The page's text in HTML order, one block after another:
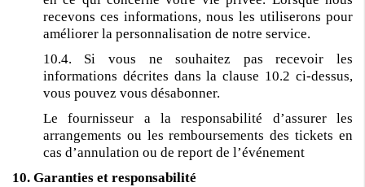
recevons ces informations, nous les utiliserons pour
améliorer la personnalisation de notre service.
10.4. Si vous ne souhaitez pas recevoir les
informations décrites dans la clause 10.2 ci-dessus,
vous pouvez vous désabonner.
Le fournisseur a la responsabilité d’assurer les
arrangements ou les remboursements des tickets en
cas d’annulation ou de report de l’événement
10. Garanties et responsabilité